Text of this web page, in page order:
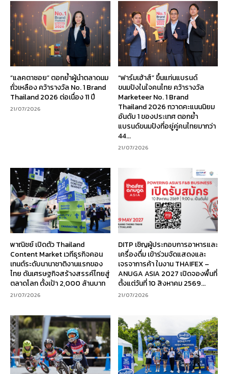
“แลคตาซอย” ตอกย้ำผู้นำตลาดนม
ถั่วเหลือง คว้ารางวัล No. 1 Brand
Thailand 2026 ต่อเนื่อง 11 ปี
21/07/2026
“ฟาร์มเฮ้าส์” ขึ้นแท่นแบรนด์
ขนมปังในใจคนไทย คว้ารางวัล
Marketeer No. 1 Brand
Thailand 2026 กวาดคะแนนนิยม
อันดับ 1 ของประเทศ ตอกย้ำ
แบรนด์ขนมปังที่อยู่คู่คนไทยมากว่า
44...
21/07/2026
พาณิชย์ เปิดตัว Thailand
Content Market เวทีธุรกิจคอน
เทนต์ระดับนานาชาติงานแรกของ
ไทย ดันเศรษฐกิจสร้างสรรค์ไทยสู่
ตลาดโลก ตั้งเป้า 2,000 ล้านบาท
21/07/2026
DITP เชิญผู้ประกอบการอาหารและ
เครื่องดื่ม เข้าร่วมจัดแสดงและ
เจรจาการค้า ในงาน THAIFEX –
ANUGA ASIA 2027 เปิดจองพื้นที่
ตั้งแต่วันที่ 10 สิงหาคม 2569...
21/07/2026